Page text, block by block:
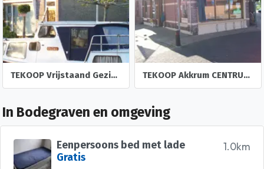
TEKOOP Vrijstaand Gezins/ Senior Wooning NES Aan Vaarwater e TEKOOP Akkrum CENTRUM A1 DEGELIJK KARAKTERSTIEK HOEK WOON e
In Bodegraven en omgeving
1.0km
Eenpersoons bed met lade
Gratis